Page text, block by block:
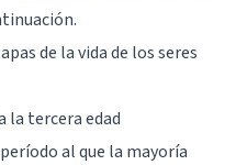
de la vida de los seres
la tercera edad
al que la mayoría